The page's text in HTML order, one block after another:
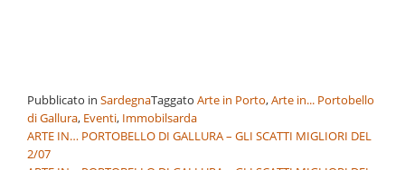
Pubblicato in SardegnaTaggato Arte in Porto,Arte in... Portobello
di Gallura, Eventi, Immobilsarda
Navigazione
ARTE IN… PORTOBELLO DI GALLURA – GLI SCATTI MIGLIORI DEL
2/07